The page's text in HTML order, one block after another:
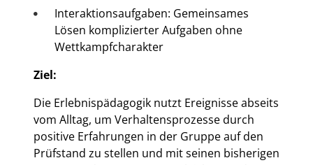
Interaktionsaufgaben: Gemeinsames
Lösen komplizierter Aufgaben ohne
Wettkampfcharakter
Ziel:
Die Erlebnispädagogik nutzt Ereignisse abseits
vom Alltag, um Verhaltensprozesse durch
positive Erfahrungen in der Gruppe auf den
Prüfstand zu stellen und mit seinen bisherigen